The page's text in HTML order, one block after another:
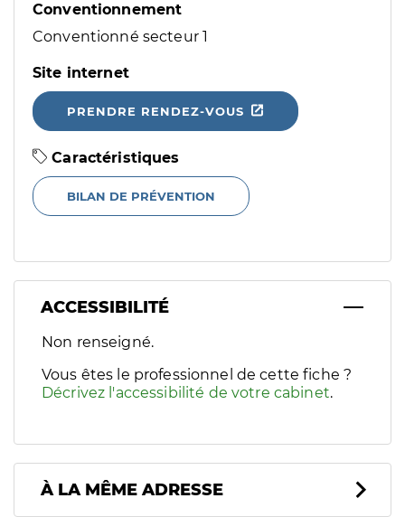
Conventionnement
Conventionné secteur 1
Site internet
PRENDRE RENDEZ-VOUS
Caractéristiques
BILAN DE PRÉVENTION
ACCESSIBILITÉ
Filtres
Sélectionnez un ou plusieurs handicaps/besoins
Non renseigné.
Vous êtes le professionnel de cette fiche ?
Décrivez l'accessibilité de votre cabinet.
À LA MÊME ADRESSE